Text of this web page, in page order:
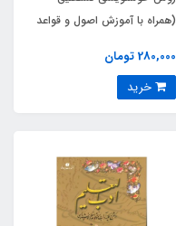
(همراه با آموزش اصول و قواعد
خوشنویسی از دوره مبتدی تا
فوق ممتاز)
280,000 تومان